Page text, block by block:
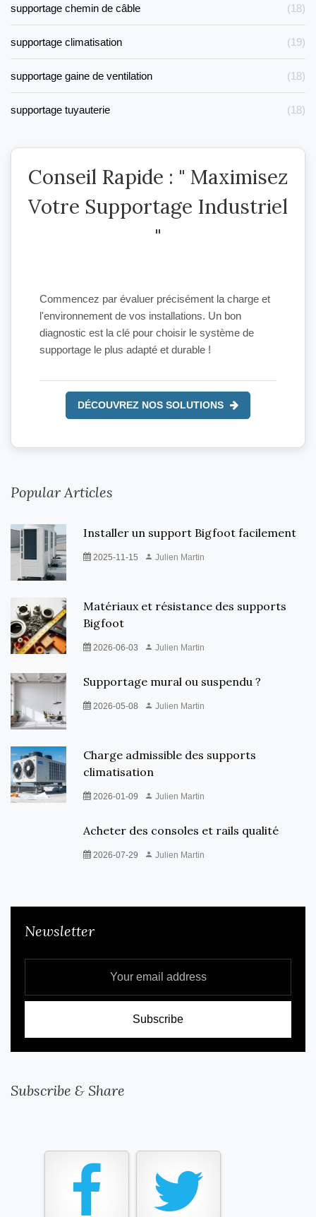
supportage chemin de câble (18)
supportage climatisation (19)
supportage gaine de ventilation (18)
supportage tuyauterie (18)
Conseil Rapide : " Maximisez
Votre Supportage Industriel
"
Commencez par évaluer précisément la charge et
l'environnement de vos installations. Un bon
diagnostic est la clé pour choisir le système de
supportage le plus adapté et durable !
DÉCOUVREZ NOS SOLUTIONS
Popular Articles
Installer un support Bigfoot facilement
2025-11-15 Julien Martin
Matériaux et résistance des supports
Bigfoot
2026-06-03 Julien Martin
Supportage mural ou suspendu ?
2026-05-08 Julien Martin
Charge admissible des supports
climatisation
2026-01-09 Julien Martin
Acheter des consoles et rails qualité
2026-07-29 Julien Martin
Newsletter
Subscribe & Share